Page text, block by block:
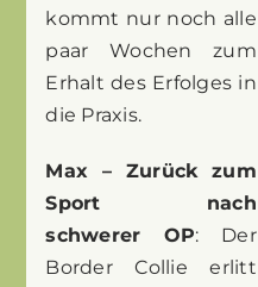
kommt nur noch alle
paar Wochen zum
Erhalt des Erfolges in
die Praxis.
Max – Zurück zum
Sport nach
schwerer OP: Der
Border Collie erlitt